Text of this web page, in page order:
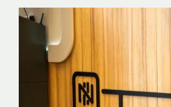
Nomad Explorer
Cartão de crédito brasileiro